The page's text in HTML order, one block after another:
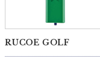
RUCOE GOLF